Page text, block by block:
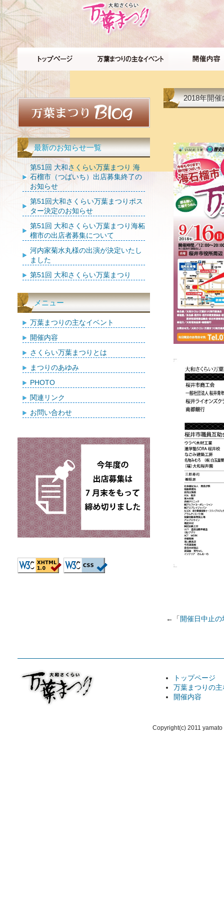
2018年開
←「開催日中止
最新のお知らせ一覧
第51回 大和さくらい万葉まつり 海
石榴市（つばいち）出店募集終了の
お知らせ
第51回大和さくらい万葉まつりポス
ター決定のお知らせ
第51回 大和さくらい万葉まつり海柘
榴市の出店者募集について
河内家菊水丸様の出演が決定いたし
ました
第51回 大和さくらい万葉まつり
メニュー
万葉まつりの主なイベント
開催内容
さくらい万葉まつりとは
まつりのあゆみ
PHOTO
関連リンク
お問い合わせ
トップページ
万葉まつりの
開催内容
Copyright(c) 2011